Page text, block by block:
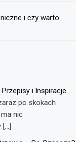
i czy warto
Przepisy i Inspiracje
po skokach
nic
[…]